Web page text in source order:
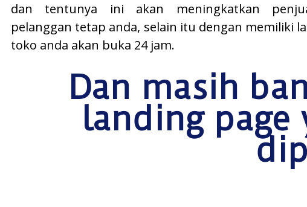
dan tentunya ini akan meningkatkan
pelanggan tetap anda, selain itu dengan memiliki
toko anda akan buka 24 jam.
Dan masih
landing page